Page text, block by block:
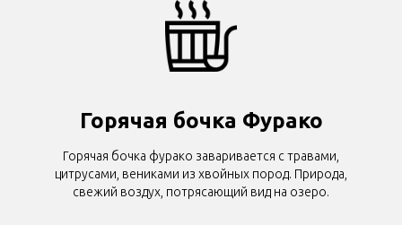
Горячая бочка Фурако
Горячая бочка фурако заваривается с травами,
цитрусами, вениками из хвойных пород. Природа,
свежий воздух, потрясающий вид на озеро.